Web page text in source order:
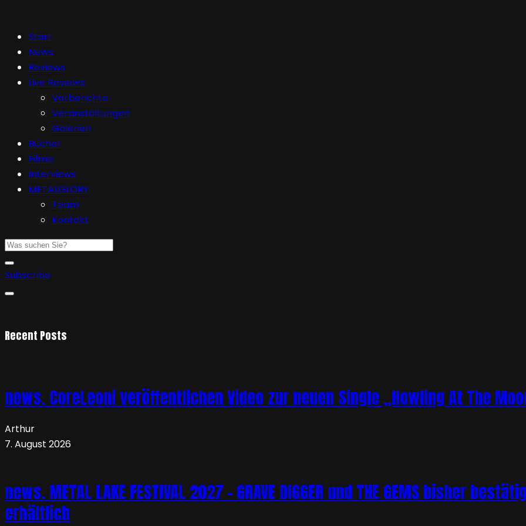
Start
News
Reviews
Live Reviews
Vorberichte
Veranstaltungen
Galerien
Bücher
Filme
Interviews
METALGLORY
Team
Kontakt
Subscribe
Recent Posts
news. CoreLeoni veröffentlichen Video zur neuen Single „Howling At The
Arthur
7. August 2026
news. METAL LAKE FESTIVAL 2027 – GRAVE DIGGER und THE GEMS bisher
erhältlich